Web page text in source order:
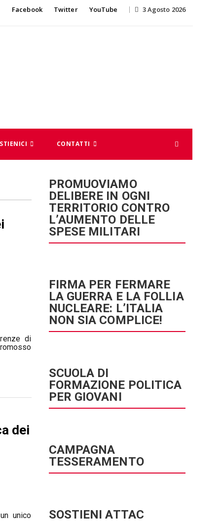
Skip
Facebook Twitter YouTube 3 Agosto 2026
CONTATTI
di
dei
unico
PROMUOVIAMO
DELIBERE IN OGNI
TERRITORIO CONTRO
L’AUMENTO DELLE
SPESE MILITARI
FIRMA PER FERMARE
LA GUERRA E LA FOLLIA
NUCLEARE: L’ITALIA
NON SIA COMPLICE!
SCUOLA DI
FORMAZIONE POLITICA
PER GIOVANI
CAMPAGNA
TESSERAMENTO
SOSTIENI ATTAC